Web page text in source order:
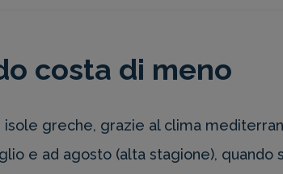
costa di meno
greche, grazie al clima
e ad agosto (alta stagione),